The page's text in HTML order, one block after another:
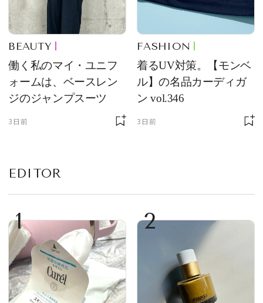
BEAUTY
働く私のマイ・ユニフ
ォームは、ベースレン
ジのジャンプスーツ
3日前
FASHION
着るUV対策。【モンベ
ル】の名品カーディガ
ン vol.346
3日前
EDITOR
1 2